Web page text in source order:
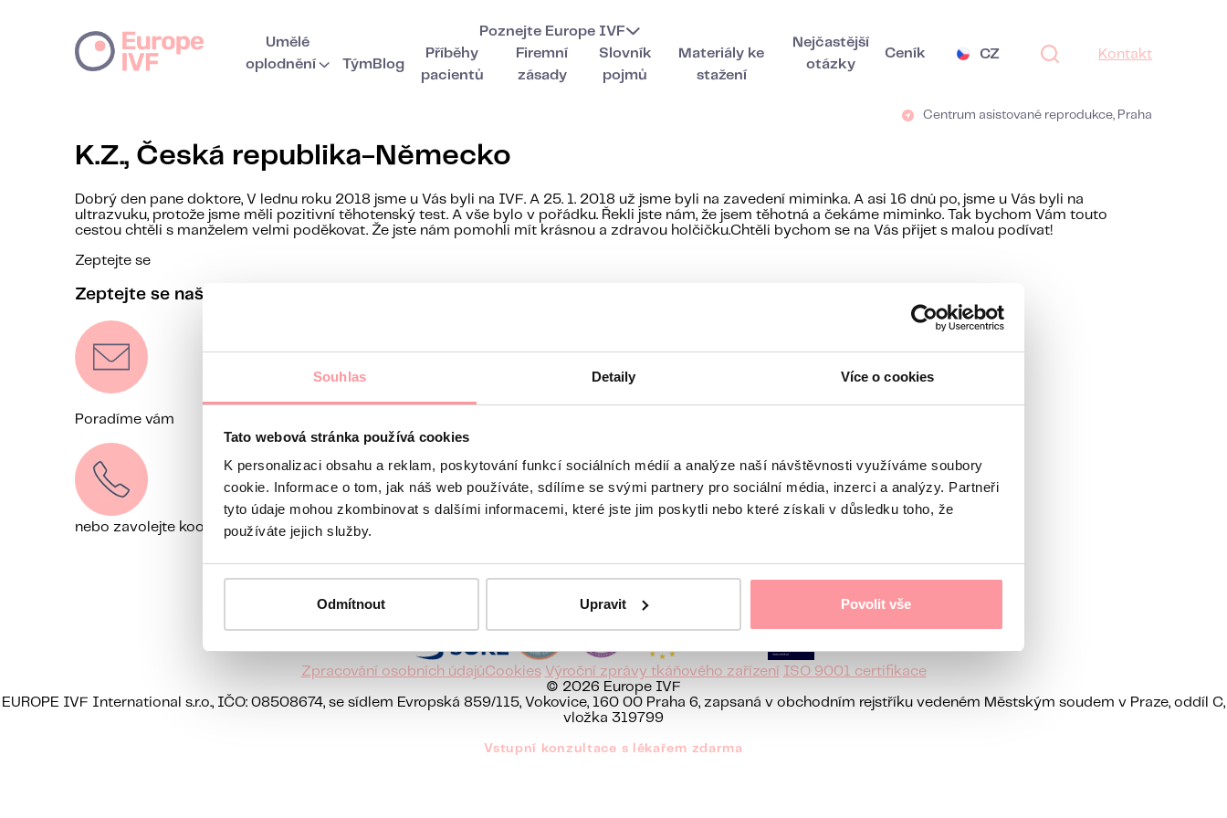
Souhlas Detaily Více o cookies
Tato webová stránka používá cookies
K personalizaci obsahu a reklam, poskytování funkcí sociálních médií a analýze naší návštěvnosti využíváme soubory
cookie. Informace o tom, jak náš web používáte, sdílíme se svými partnery pro sociální média, inzerci a analýzy. Partneři
tyto údaje mohou zkombinovat s dalšími informacemi, které jste jim poskytli nebo které získali v důsledku toho, že
používáte jejich služby.
Odmítnout Upravit Povolit vše
Umělé
oplodnění
Poznejte Europe IVF
TýmBlog
Příběhy
pacientů
Firemní
zásady
Slovník
pojmů
Materiály ke
stažení
Nejčastější
otázky
Ceník CZ Kontakt
Centrum asistované reprodukce, Praha
K.Z., Česká republika-Německo
Dobrý den pane doktore, V lednu roku 2018 jsme u Vás byli na IVF. A 25. 1. 2018 už jsme byli na zavedení miminka. A asi 16 dnů po, jsme u Vás byli na
ultrazvuku, protože jsme měli pozitivní těhotenský test. A vše bylo v pořádku. Řekli jste nám, že jsem těhotná a čekáme miminko. Tak bychom Vám touto
cestou chtěli s manželem velmi poděkovat. Že jste nám pomohli mít krásnou a zdravou holčičku.Chtěli bychom se na Vás přijet s malou podívat!
Zeptejte se
Zeptejte se naší koordinátorky na cokoliv, co vás zajímá
Poradíme vám
nebo zavolejte koordinátorce +420 257 225 751
Hrvatski Italiano
Zpracování osobních údajůCookies Výroční zprávy tkáňového zařízení ISO 9001 certifikace
© 2026 Europe IVF
EUROPE IVF International s.r.o., IČO: 08508674, se sídlem Evropská 859/115, Vokovice, 160 00 Praha 6, zapsaná v obchodním rejstříku vedeném Městským soudem v Praze, oddíl C,
vložka 319799
Vstupní konzultace s lékařem zdarma